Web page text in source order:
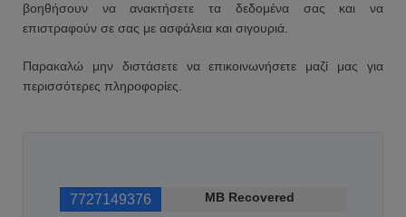
βοηθήσουν να ανακτήσετε τα δεδομένα σας και να
επιστραφούν σε σας με ασφάλεια και σιγουριά.
Παρακαλώ μην διστάσετε να επικοινωνήσετε μαζί μας για
περισσότερες πληροφορίες.
7727149376 MB Recovered